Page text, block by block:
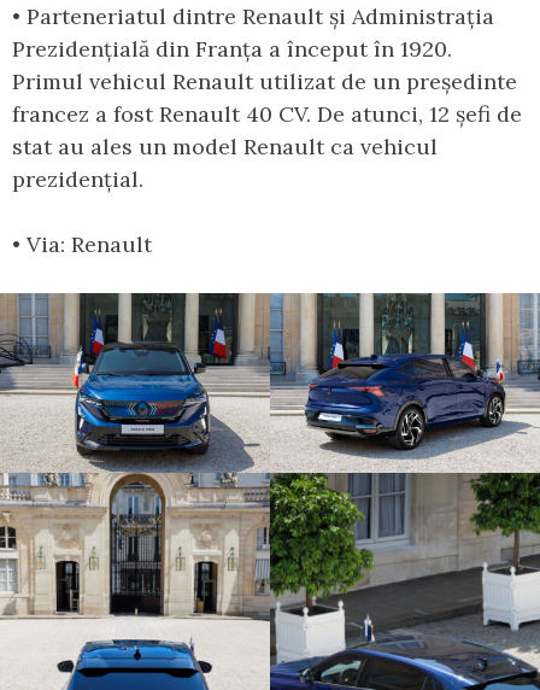
• Parteneriatul dintre Renault și Administrația
Prezidențială din Franța a început în 1920.
Primul vehicul Renault utilizat de un președinte
francez a fost Renault 40 CV. De atunci, 12 șefi de
stat au ales un model Renault ca vehicul
prezidențial.
• Via: Renault